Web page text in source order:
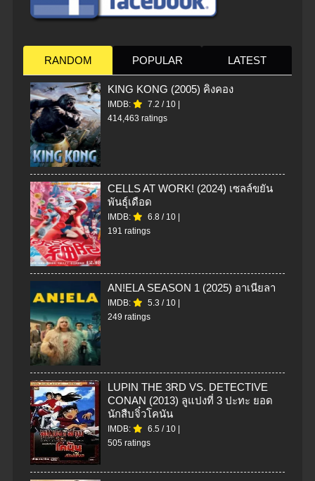
RANDOM POPULAR LATEST
KING KONG (2005) คิงคอง
IMDB: 7.2 / 10
414,463 ratings
CELLS AT WORK! (2024) เซลล์ขยัน
พันธุ์เดือด
IMDB: 6.8 / 10
191 ratings
AN!ELA SEASON 1 (2025) อาเนียลา
IMDB: 5.3 / 10
249 ratings
LUPIN THE 3RD VS. DETECTIVE
CONAN (2013) ลูแปงที่ 3 ปะทะ ยอด
นักสืบจิ๋วโคนัน
IMDB: 6.5 / 10
505 ratings